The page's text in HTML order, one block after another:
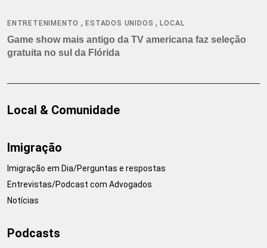
ENTRETENIMENTO ,ESTADOS UNIDOS ,LOCAL
Game show mais antigo da TV americana faz seleção
gratuita no sul da Flórida
Local & Comunidade
Imigração
Imigração em Dia/Perguntas e respostas
Entrevistas/Podcast com Advogados
Notícias
Podcasts